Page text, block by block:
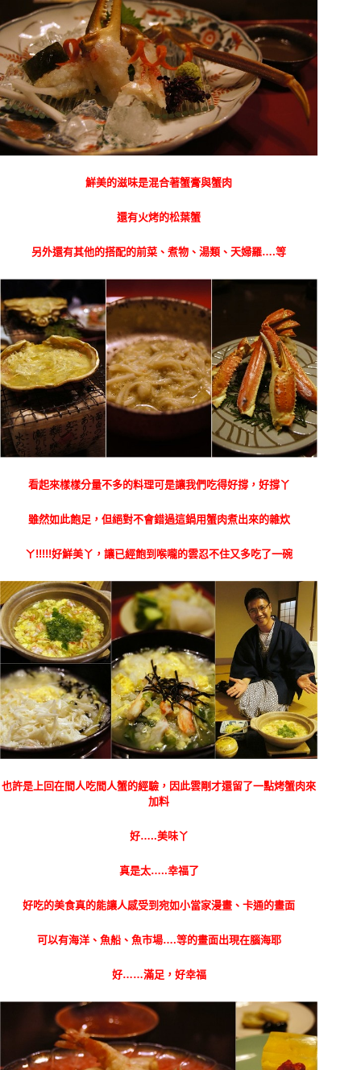
鮮美的滋味是混合著蟹膏與蟹肉
還有火烤的松葉蟹
另外還有其他的搭配的前菜、煮物、湯類、天婦羅….等
看起來樣樣分量不多的料理可是讓我們吃得好撐，好撐丫
雖然如此飽足，但絕對不會錯過這鍋用蟹肉煮出來的雜炊
ㄚ!!!!!好鮮美丫，讓已經飽到喉嚨的雲忍不住又多吃了一碗
也許是上回在間人吃間人蟹的經驗，因此雲剛才還留了一點烤蟹肉來
加料
好…..美味丫
真是太…..幸福了
好吃的美食真的能讓人感受到宛如小當家漫畫、卡通的畫面
可以有海洋、魚船、魚市場….等的畫面出現在腦海耶
好……滿足，好幸福